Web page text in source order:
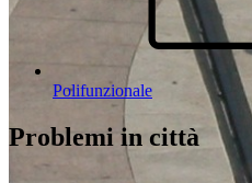
Polifunzionale
Problemi in città